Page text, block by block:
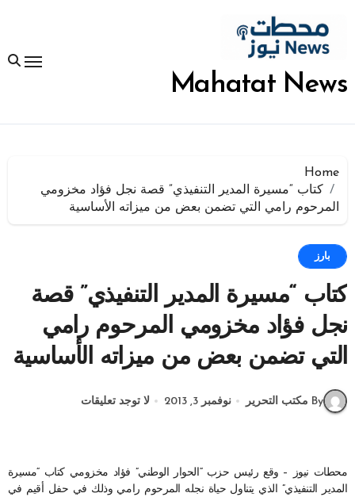
المحتوى
Mahatat News
Home
كتاب “مسيرة المدير التنفيذي” قصة نجل فؤاد مخزومي
المرحوم رامي التي تضمن بعض من ميزاته الأساسية
بارز
كتاب “مسيرة المدير التنفيذي” قصة
نجل فؤاد مخزومي المرحوم رامي
التي تضمن بعض من ميزاته الأساسية
By مكتب التحرير نوفمبر 3, 2013 لا توجد تعليقات
محطات نيوز – وقع رئيس حزب “الحوار الوطني” فؤاد مخزومي كتاب “مسيرة
المدير التنفيذي” الذي يتناول حياة نجله المرحوم رامي وذلك في حفل أقيم في